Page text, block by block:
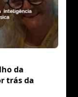
da
trás da